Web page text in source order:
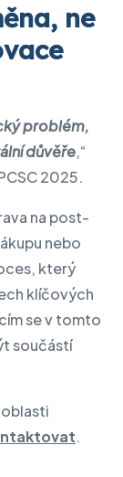
ne
problém,
důvěře,“
2025.
na post-
nebo
který
klíčových
se v tomto
součástí
oblasti
.